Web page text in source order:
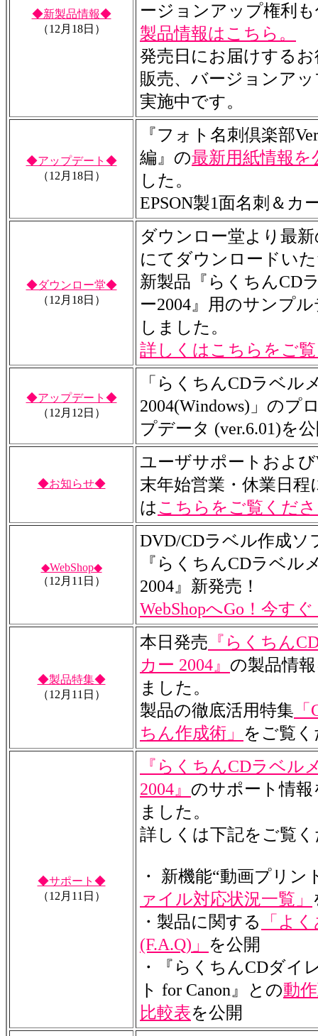
◆新製品情報◆
（12月18日）
ージョンアップ権利
製品情報はこちら。
発売日にお届けする
販売、バージョンア
実施中です。
◆アップデート◆
（12月18日）
『フォト名刺倶楽部
編』の最新用紙情報を
した。
EPSON製1面名刺＆カ
◆ダウンロー堂◆
（12月18日）
ダウンロー堂より最
にてダウンロードい
新製品『らくちんCD
ー2004』用のサンプ
しました。
詳しくはこちらをご
◆アップデート◆
（12月12日）
「らくちんCDラベル
2004(Windows)」のプ
プデータ (ver.6.01)を
◆お知らせ◆
ユーザサポートおよび
末年始営業・休業日
はこちらをご覧くだ
◆WebShop◆
（12月11日）
DVD/CDラベル作成ソ
『らくちんCDラベル
2004』新発売！
WebShopへGo！今す
◆製品特集◆
（12月11日）
本日発売 『らくちん
カー 2004』 の製品情
ました。
製品の徹底活用特集
ちん作成術」 をご覧
◆サポート◆
（12月11日）
『らくちんCDラベル
2004』 のサポート情
ました。
詳しくは下記をご覧
・ 新機能“動画プリン
ァイル対応状況一覧」
・製品に関する
「よ
(F.A.Q)」 を公開
・『らくちんCDダイ
ト for Canon』との動
比較表を公開